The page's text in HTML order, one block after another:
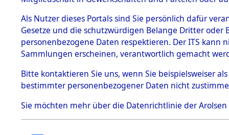
mente
5. Verschiedenes
5.3
Todesmärsche
5.3.1 Alliierte
Erhebungen
zu
Todesmärsch
en
5.3.2
Als Nutzer dieses Portals sind Sie persönlich dafür
Gesetze und die schutzwürdigen Belange Dritter
personenbezogene Daten respektieren. Der ITS
Sammlungen erscheinen, verantwortlich gemacht
Bitte kontaktieren Sie uns, wenn Sie beispielsweiser
bestimmter personenbezogener Daten nicht
Sie möchten mehr über die Datenrichtlinie der Arolsen